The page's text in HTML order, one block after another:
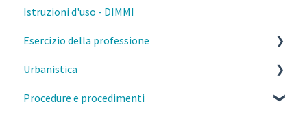
Istruzioni d'uso - DIMMI
Esercizio della professione
Parcelle, contratti e diritto civile
Deontologia
Urbanistica
PGT Milano- Norme morfologiche
Procedure e procedimenti